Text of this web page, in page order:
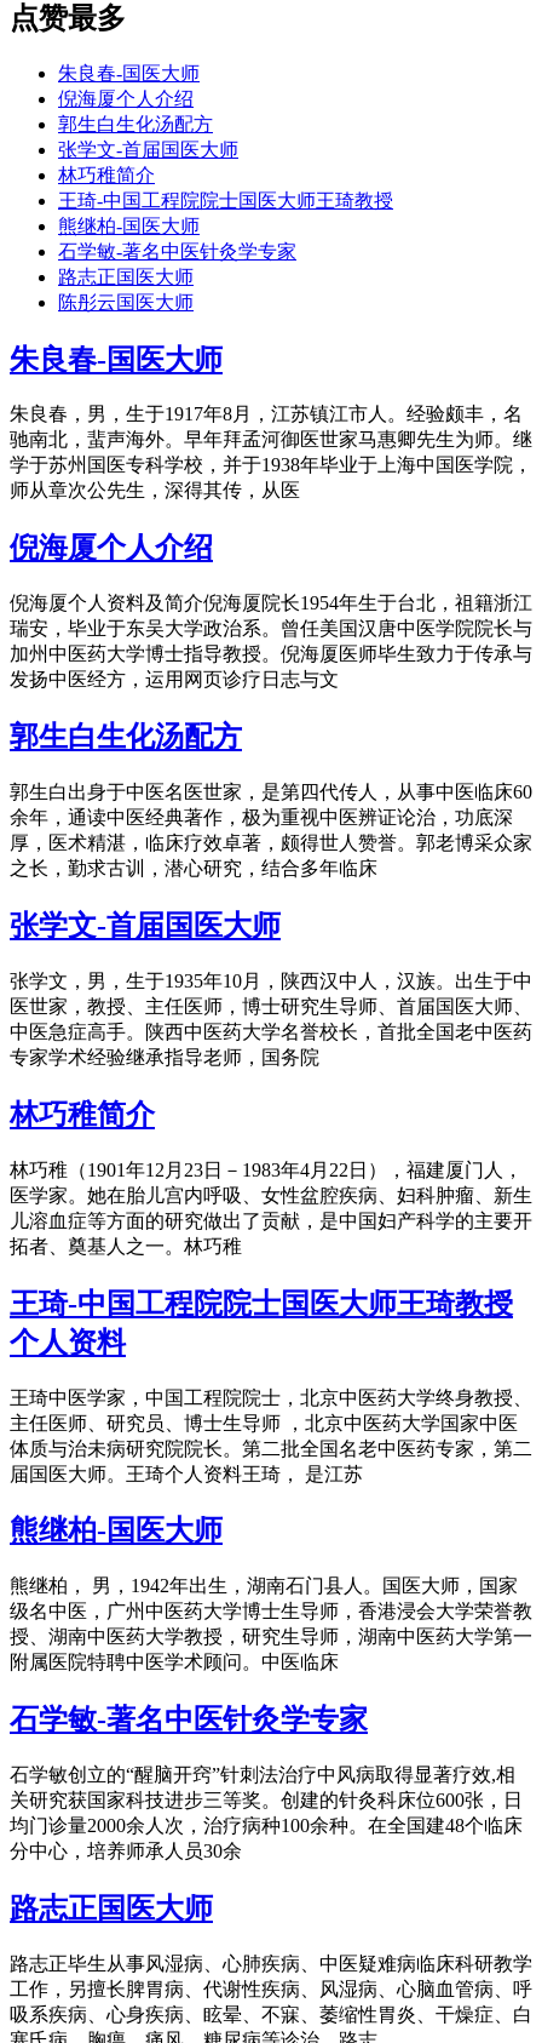
点赞最多
朱良春-国医大师
倪海厦个人介绍
郭生白生化汤配方
张学文-首届国医大师
林巧稚简介
王琦-中国工程院院士国医大师王琦教授
熊继柏-国医大师
石学敏-著名中医针灸学专家
路志正国医大师
陈彤云国医大师
朱良春-国医大师
朱良春，男，生于1917年8月，江苏镇江市人。经验颇丰，名
驰南北，蜚声海外。早年拜孟河御医世家马惠卿先生为师。继
学于苏州国医专科学校，并于1938年毕业于上海中国医学院，
师从章次公先生，深得其传，从医
倪海厦个人介绍
倪海厦个人资料及简介倪海厦院长1954年生于台北，祖籍浙江
瑞安，毕业于东吴大学政治系。曾任美国汉唐中医学院院长与
加州中医药大学博士指导教授。倪海厦医师毕生致力于传承与
发扬中医经方，运用网页诊疗日志与文
郭生白生化汤配方
郭生白出身于中医名医世家，是第四代传人，从事中医临床60
余年，通读中医经典著作，极为重视中医辨证论治，功底深
厚，医术精湛，临床疗效卓著，颇得世人赞誉。郭老博采众家
之长，勤求古训，潜心研究，结合多年临床
张学文-首届国医大师
张学文，男，生于1935年10月，陕西汉中人，汉族。出生于中
医世家，教授、主任医师，博士研究生导师、首届国医大师、
中医急症高手。陕西中医药大学名誉校长，首批全国老中医药
专家学术经验继承指导老师，国务院
林巧稚简介
林巧稚（1901年12月23日－1983年4月22日），福建厦门人，
医学家。她在胎儿宫内呼吸、女性盆腔疾病、妇科肿瘤、新生
儿溶血症等方面的研究做出了贡献，是中国妇产科学的主要开
拓者、奠基人之一。林巧稚
王琦-中国工程院院士国医大师王琦教授
个人资料
王琦中医学家，中国工程院院士，北京中医药大学终身教授、
主任医师、研究员、博士生导师 ，北京中医药大学国家中医
体质与治未病研究院院长。第二批全国名老中医药专家，第二
届国医大师。王琦个人资料王琦， 是江苏
熊继柏-国医大师
熊继柏， 男，1942年出生，湖南石门县人。国医大师，国家
级名中医，广州中医药大学博士生导师，香港浸会大学荣誉教
授、湖南中医药大学教授，研究生导师，湖南中医药大学第一
附属医院特聘中医学术顾问。中医临床
石学敏-著名中医针灸学专家
石学敏创立的“醒脑开窍”针刺法治疗中风病取得显著疗效,相
关研究获国家科技进步三等奖。创建的针灸科床位600张，日
均门诊量2000余人次，治疗病种100余种。在全国建48个临床
分中心，培养师承人员30余
路志正国医大师
路志正毕生从事风湿病、心肺疾病、中医疑难病临床科研教学
工作，另擅长脾胃病、代谢性疾病、风湿病、心脑血管病、呼
吸系疾病、心身疾病、眩晕、不寐、萎缩性胃炎、干燥症、白